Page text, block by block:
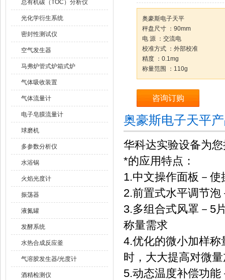
总有机碳（TOC）分析仪
光化学衍生系统
密封性测试仪
空气发生器
马弗炉管式炉箱式炉
气体吸收装置
气体流量计
电子皂膜流量计
球磨机
多参数分析仪
水浴锅
火焰光度计
振荡器
液氮罐
发酵系统
水热合成反应釜
气溶胶发生器/光度计
酒精检测仪
奥豪斯电子天平
秤盘尺寸 ：90mm
电 源 ：交流电
校准方式 ：外部校准
精度 ：0.1mg
称量范围 ：110g
咨询订购
奥豪斯电子天平
华科达实验设备为
*的应用特点：
1.中文操作面板－
2.前置式水平调节
3.多组合式风罩－5
称量需求
4.优化的微小加样
时，大大提高对微
5.动态温度补偿功